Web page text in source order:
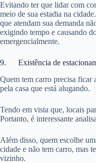
Evitando ter que lidar com
meio de sua estadia na
que atendam sua demanda
exigindo tempo e causando
emergencialmente.
9. Existência de
Quem tem carro precisa ficar
pela casa que está alugando.
Tendo em vista que, locais
Portanto, é interessante
Além disso, quem escolhe
cidade e não tem carro, mas
vizinho.